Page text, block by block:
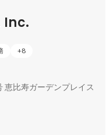
+8
恵比寿ガーデンプレイス